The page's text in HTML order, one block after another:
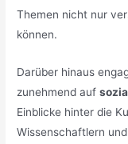
Themen nicht nur
können.
Darüber hinaus
zunehmend auf
Einblicke hinter die
Wissenschaftlern